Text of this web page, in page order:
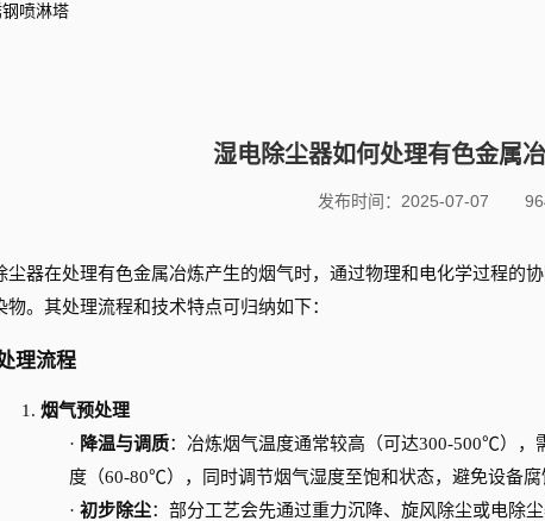
喷淋塔
湿电除尘器如何处理有色金属
发布时间：2025-07-07
尘器在处理有色金属冶炼产生的烟气时，通过物理和电化学过程的
物。其处理流程和技术特点可归纳如下：
理流程
1. 烟气预处理
· 降温与调质：冶炼烟气温度通常较高（可达300-500℃），
度（60-80℃），同时调节烟气湿度至饱和状态，避免设备腐
· 初步除尘：部分工艺会先通过重力沉降、旋风除尘或电除